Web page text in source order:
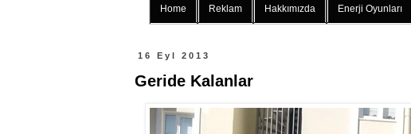
Home Reklam Hakkımızda Enerji Oyunları
16 Eyl 2013
Geride Kalanlar